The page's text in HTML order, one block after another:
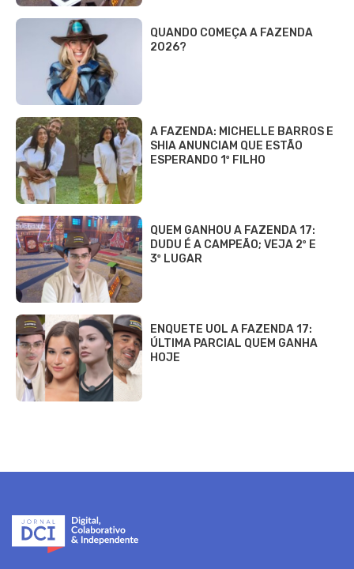
QUANDO COMEÇA A FAZENDA
2026?
A FAZENDA: MICHELLE BARROS E
SHIA ANUNCIAM QUE ESTÃO
ESPERANDO 1º FILHO
QUEM GANHOU A FAZENDA 17:
DUDU É A CAMPEÃO; VEJA 2º E
3º LUGAR
ENQUETE UOL A FAZENDA 17:
ÚLTIMA PARCIAL QUEM GANHA
HOJE